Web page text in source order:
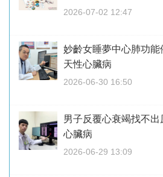
2026-07-02 12:47
妙齡女睡夢中心肺功
天性心臟病
2026-06-30 16:50
男子反覆心衰竭找不
心臟病
2026-06-29 13:09